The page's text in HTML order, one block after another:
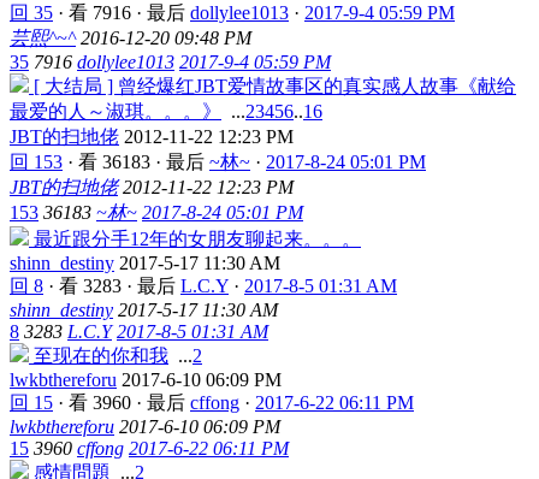
回 35 · 看 7916 · 最后 dollylee1013 · 2017-9-4 05:59 PM
芸熙^~^ 2016-12-20 09:48 PM
35 7916 dollylee1013 2017-9-4 05:59 PM
[ 大结局 ] 曾经爆红JBT爱情故事区的真实感人故事《献给
最爱的人～淑琪。。。》
...23456..16
JBT的扫地佬 2012-11-22 12:23 PM
回 153 · 看 36183 · 最后 ~林~ · 2017-8-24 05:01 PM
JBT的扫地佬 2012-11-22 12:23 PM
153 36183 ~林~ 2017-8-24 05:01 PM
最近跟分手12年的女朋友聊起来。。。
shinn_destiny 2017-5-17 11:30 AM
回 8 · 看 3283 · 最后 L.C.Y · 2017-8-5 01:31 AM
shinn_destiny 2017-5-17 11:30 AM
8 3283 L.C.Y 2017-8-5 01:31 AM
至现在的你和我 ...2
lwkbthereforu 2017-6-10 06:09 PM
回 15 · 看 3960 · 最后 cffong · 2017-6-22 06:11 PM
lwkbthereforu 2017-6-10 06:09 PM
15 3960 cffong 2017-6-22 06:11 PM
感情問題
...2